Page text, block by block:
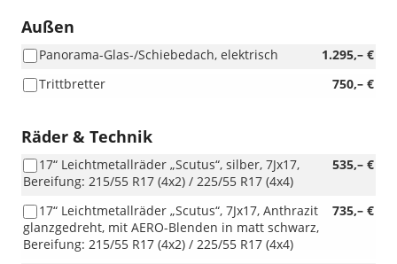
Außen
1.295,– €
Panorama-Glas-/Schiebedach, elektrisch
750,– €
Trittbretter
Räder & Technik
535,– €
17“ Leichtmetallräder „Scutus“, silber, 7Jx17,
Bereifung: 215/55 R17 (4x2) / 225/55 R17 (4x4)
735,– €
17“ Leichtmetallräder „Scutus“, 7Jx17, Anthrazit
glanzgedreht, mit AERO-Blenden in matt schwarz,
Bereifung: 215/55 R17 (4x2) / 225/55 R17 (4x4)